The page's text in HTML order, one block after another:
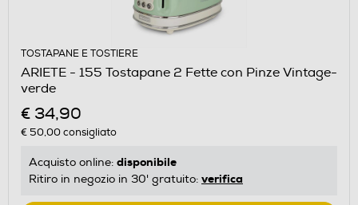
TOSTAPANE E TOSTIERE
ARIETE - 155 Tostapane 2 Fette con Pinze Vintage-
verde
€ 34,90
€ 50,00consigliato
Acquisto online: disponibile
Ritiro in negozio in 30' gratuito: verifica